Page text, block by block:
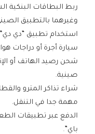
ربط البطاقات البنكية
وغيرهما بالتطبيق
استخدام تطبيق “دي دي”
سيارة أجرة أو دراجات
شحن رصيد الهاتف أو
صينية.
شراء تذاكر المترو
مهمة جدا في التنقل.
الدفع عبر تطبيقات
باي”.